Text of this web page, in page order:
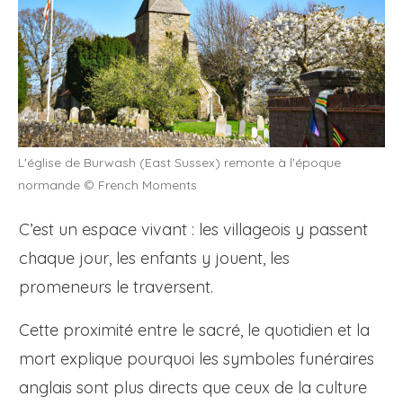
L'église de Burwash (East Sussex) remonte à l'époque
normande © French Moments
C’est un espace vivant : les villageois y passent
chaque jour, les enfants y jouent, les
promeneurs le traversent.
Cette proximité entre le sacré, le quotidien et la
mort explique pourquoi les symboles funéraires
anglais sont plus directs que ceux de la culture